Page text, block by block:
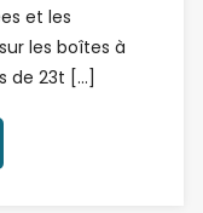
et les
les boîtes à
de 23t […]